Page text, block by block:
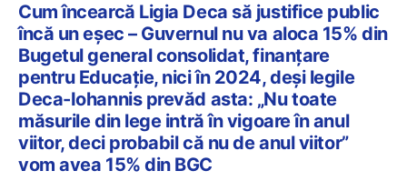
Cum încearcă Ligia Deca să justifice public
încă un eșec – Guvernul nu va aloca 15% din
Bugetul general consolidat, finanțare
pentru Educație, nici în 2024, deși legile
Deca-Iohannis prevăd asta: „Nu toate
măsurile din lege intră în vigoare în anul
viitor, deci probabil că nu de anul viitor”
vom avea 15% din BGC